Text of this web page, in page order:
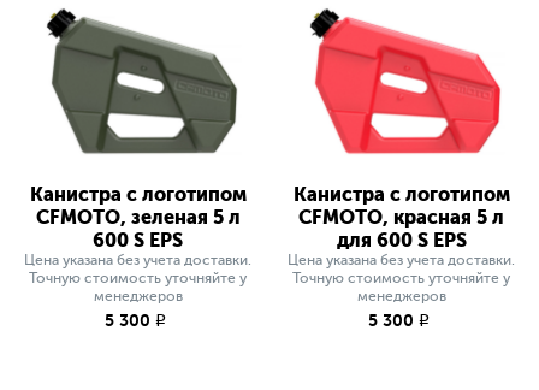
Канистра с логотипом
CFMOTO, зеленая 5 л
600 S EPS
Цена указана без учета доставки.
Точную стоимость уточняйте у
менеджеров
5 300 q
Канистра с логотипом
CFMOTO, красная 5 л
для 600 S EPS
Цена указана без учета доставки.
Точную стоимость уточняйте у
менеджеров
5 300 q